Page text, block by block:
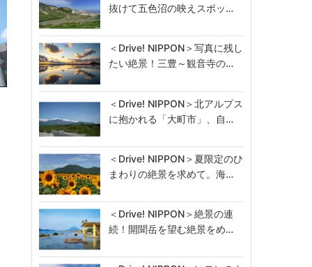
抜けて五色沼の映えスポッ…
＜Drive! NIPPON＞写真に残し
たい絶景！三豊～観音寺の…
＜Drive! NIPPON＞北アルプス
に抱かれる「大町市」、自…
＜Drive! NIPPON＞夏限定のひ
まわりの絶景を求めて。海…
＜Drive! NIPPON＞絶景の連
続！開聞岳を望む絶景をめ…